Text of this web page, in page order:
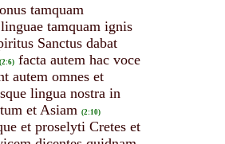
tamquam
tamquam ignis
Sanctus dabat
(2:6) facta autem hac voce
autem omnes et
lingua nostra in
et Asiam (2:10)
et proselyti Cretes et